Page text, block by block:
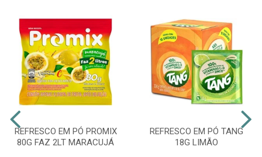
REFRESCO EM PÓ PROMIX
80G FAZ 2LT MARACUJÁ
REFRESCO EM PÓ TANG
18G LIMÃO